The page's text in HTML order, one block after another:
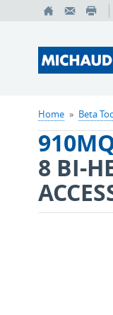
Home » Beta
8 BI-